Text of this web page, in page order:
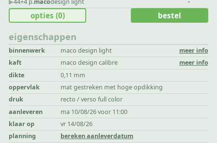
▶︎44+4 p.macodesign light -
eigenschappen
binnenwerk maco design light
meer info
kaft
maco design calibre
meer info
dikte
0,11 mm
oppervlak
mat gestreken met hoge opdikking
druk
recto / verso full color
aanleveren
ma 10/08/26 voor 11:00
klaar op
vr 14/08/26
planning
bereken aanleverdatum
opties (0) bestel